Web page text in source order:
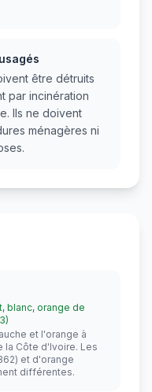
être détruits
par incinération
Ils ne doivent
ménagères ni
blanc, orange de
et l'orange à
la Côte d'Ivoire. Les
et d'orange
différentes.